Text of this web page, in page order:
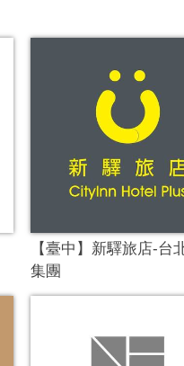
【臺中】新驛旅店-台
集團